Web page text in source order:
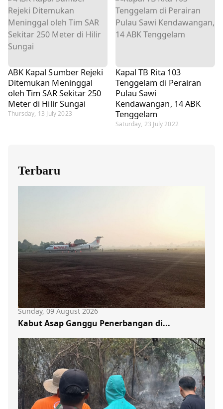
ABK Kapal Sumber Rejeki
Ditemukan Meninggal
oleh Tim SAR Sekitar 250
Meter di Hilir Sungai
Thursday, 13 July 2023
Kapal TB Rita 103
Tenggelam di Perairan
Pulau Sawi
Kendawangan, 14 ABK
Tenggelam
Saturday, 23 July 2022
Terbaru
Sunday, 09 August 2026
Kabut Asap Ganggu Penerbangan di...